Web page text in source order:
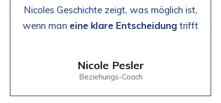
Nicoles Geschichte zeigt, was möglich ist,
wenn man eine klare Entscheidung trifft
Nicole Pesler
Beziehungs-Coach